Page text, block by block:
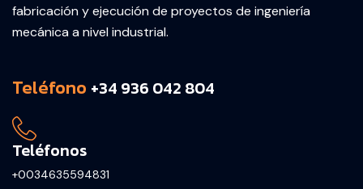
fabricación y ejecución de proyectos de ingeniería
mecánica a nivel industrial.
Teléfono +34 936 042 804
Teléfonos
+0034635594831